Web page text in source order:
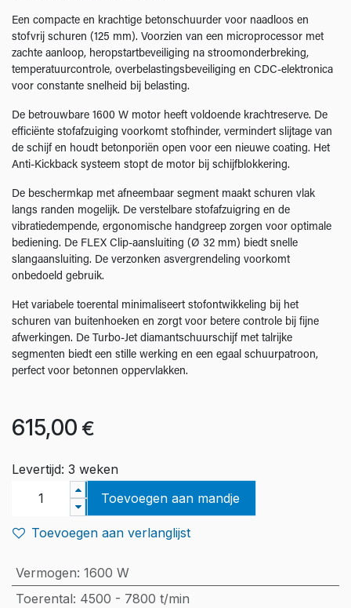
Een compacte en krachtige betonschuurder voor naadloos en
stofvrij schuren (125 mm). Voorzien van een microprocessor met
zachte aanloop, heropstartbeveiliging na stroomonderbreking,
temperatuurcontrole, overbelastingsbeveiliging en CDC-elektronica
voor constante snelheid bij belasting.
De betrouwbare 1600 W motor heeft voldoende krachtreserve. De
efficiënte stofafzuiging voorkomt stofhinder, vermindert slijtage van
de schijf en houdt betonporiën open voor een nieuwe coating. Het
Anti-Kickback systeem stopt de motor bij schijfblokkering.
De beschermkap met afneembaar segment maakt schuren vlak
langs randen mogelijk. De verstelbare stofafzuigring en de
vibratiedempende, ergonomische handgreep zorgen voor optimale
bediening. De FLEX Clip-aansluiting (Ø 32 mm) biedt snelle
slangaansluiting. De verzonken asvergrendeling voorkomt
onbedoeld gebruik.
Het variabele toerental minimaliseert stofontwikkeling bij het
schuren van buitenhoeken en zorgt voor betere controle bij fijne
afwerkingen. De Turbo-Jet diamantschuurschijf met talrijke
segmenten biedt een stille werking en een egaal schuurpatroon,
perfect voor betonnen oppervlakken.
615,00 €
Levertijd: 3 weken
Toevoegen aan mandje
Toevoegen aan verlanglijst
Vermogen: 1600 W
Toerental: 4500 - 7800 t/min